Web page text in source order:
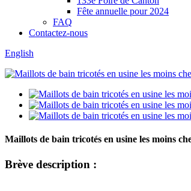
Fête annuelle pour 2024
FAQ
Contactez-nous
English
Maillots de bain tricotés en usine les moins
Brève description :